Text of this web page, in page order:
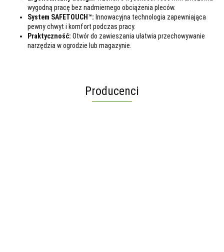
wygodną pracę bez nadmiernego obciążenia pleców.
System SAFETOUCH™: Innowacyjna technologia zapewniająca
pewny chwyt i komfort podczas pracy.
Praktyczność: Otwór do zawieszania ułatwia przechowywanie
narzędzia w ogrodzie lub magazynie.
Producenci